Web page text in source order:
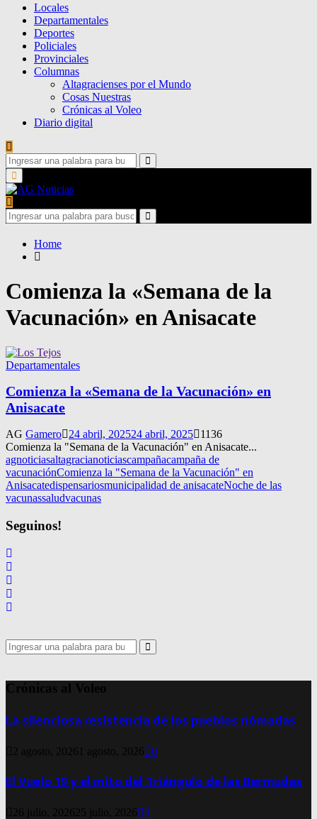
Locales
Departamentales
Deportes
Policiales
Provinciales
Columnas
Altagracienses por el Mundo
Cosas Nuestras
Crónicas al Voleo
Diario digital
Search
for:
Search
Primary
Menu
Search
for:
Search
Home
Comienza la «Semana de la
Vacunación» en Anisacate
Departamentales
Comienza la «Semana de la Vacunación» en
Anisacate
AG Gamero 24 abril, 202524 abril, 2025
1136
Comienza la "Semana de la Vacunación" en Anisacate...
agnoticiasaltagracianoticiascampañacampaña de
vacunaciónComienza la "Semana de la Vacunación" en
Anisacatedispensariosmunicipalidad de anisacateNoche de las
vacunassaludvacunas
Seguinos!
Search
for:
Search
Crónicas al Voleo
La silenciosa resistencia de los pueblos nómadas
2 agosto, 2026 1 agosto, 2026 0
El Vuelo 19 y el mito del Triángulo de las Bermudas
26 julio, 2026 25 julio, 2026 0